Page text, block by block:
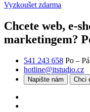
Vyzkoušet zdarma
Chcete web, e-
marketingem?
541 243 658 Po –
hotline@itstudio.cz
Napište nám Chci